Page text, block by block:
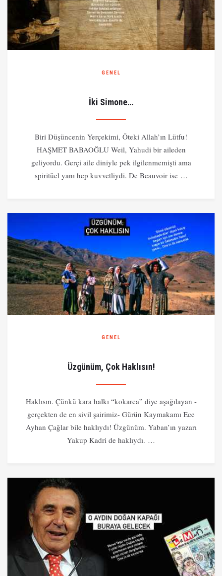
GENEL
İki Simone…
Biri Düşüncenin Yerçekimi, Öteki Allah’ın Lütfu!
HAŞMET BABAOĞLU Weil, Yahudi bir aileden
geliyordu. Gerçi aile diniyle pek ilgilenmemişti ama
spiritüel yanı hep kuvvetliydi. De Beauvoir ise …
GENEL
Üzgünüm, Çok Haklısın!
Haklısın. Çünkü kara halkı “kokarca” diye aşağılayan -
gerçekten de en sivil şairimiz- Gürün Kaymakamı Ece
Ayhan Çağlar bile haklıydı! Üzgünüm. Yaban’ın yazarı
Yakup Kadri de haklıydı. …